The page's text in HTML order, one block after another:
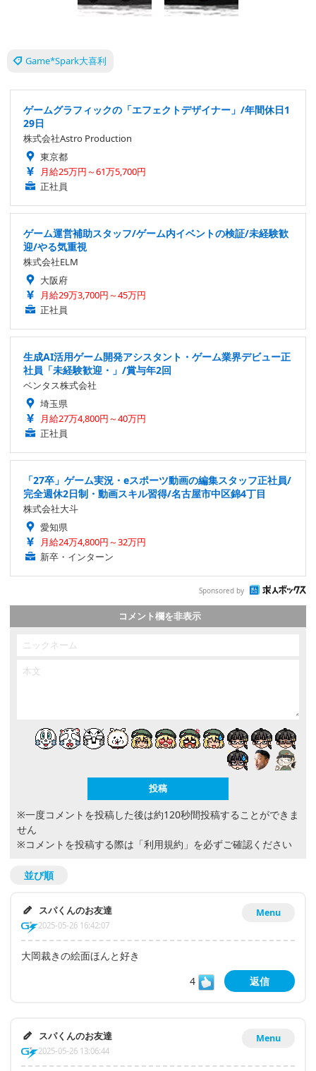
Game*Spark大喜利
ゲームグラフィックの「エフェクトデザイナー」/年間休日1
29日
株式会社Astro Production
東京都
月給25万円～61万5,700円
正社員
ゲーム運営補助スタッフ/ゲーム内イベントの検証/未経験歓
迎/やる気重視
株式会社ELM
大阪府
月給29万3,700円～45万円
正社員
生成AI活用ゲーム開発アシスタント・ゲーム業界デビュー正
社員「未経験歓迎・」/賞与年2回
ベンタス株式会社
埼玉県
月給27万4,800円～40万円
正社員
「27卒」ゲーム実況・eスポーツ動画の編集スタッフ正社員/
完全週休2日制・動画スキル習得/名古屋市中区錦4丁目
株式会社大斗
愛知県
月給24万4,800円～32万円
新卒・インターン
Sponsored by
コメント欄を非表示
※一度コメントを投稿した後は約120秒間投稿することができま
せん
※コメントを投稿する際は 「利用規約」 を必ずご確認ください
並び順
Menu
スパくんのお友達
2025-05-26 16:42:07
大岡裁きの絵面ほんと好き
4
返信
Menu
スパくんのお友達
2025-05-26 13:06:44